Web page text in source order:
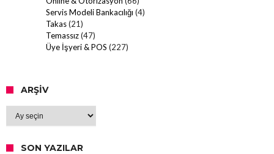
Servis Modeli Bankacılığı (4)
Takas(21)
Temassız(47)
Üye İşyeri & POS (227)
ARŞIV
SON YAZILAR